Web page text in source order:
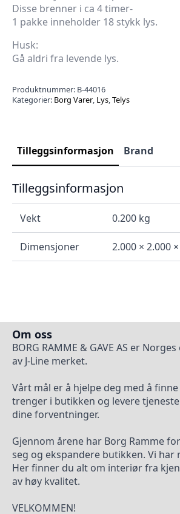
Disse brenner i ca 4 timer-
1 pakke inneholder 18 stykk lys.
Husk:
Gå aldri fra levende lys.
Produktnummer: B-44016
Kategorier: Borg Varer, Lys,Telys
Tilleggsinformasjon Brand
Tilleggsinformasjon
Vekt 0.200 kg
Dimensjoner 2.000 × 2.000
Om oss
BORG RAMME & GAVE AS er
av J-Line merket.
Vårt mål er å hjelpe deg med å
trenger i butikken og levere
dine forventninger.
Gjennom årene har Borg Ramme
seg og ekspandere butikken. Vi har
Her finner du alt om interiør fra
av høy kvalitet.
VELKOMMEN!